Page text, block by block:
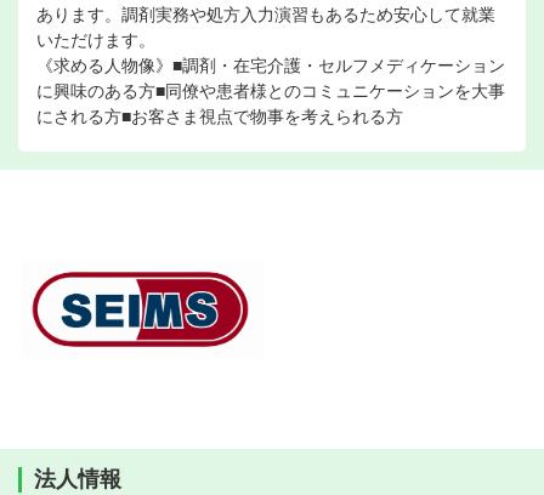
あります。調剤実務や処方入力演習もあるため安心して就業
いただけます。
《求める人物像》■調剤・在宅介護・セルフメディケーション
に興味のある方■同僚や患者様とのコミュニケーションを大事
にされる方■お客さま視点で物事を考えられる方
法人情報